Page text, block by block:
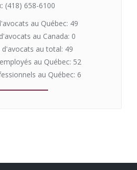
(418) 658-6100
au Québec: 49
au Canada: 0
au total: 49
au Québec: 52
au Québec: 6